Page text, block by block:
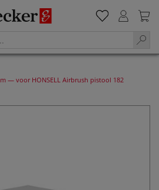
— voor HONSELL Airbrush pistool 182